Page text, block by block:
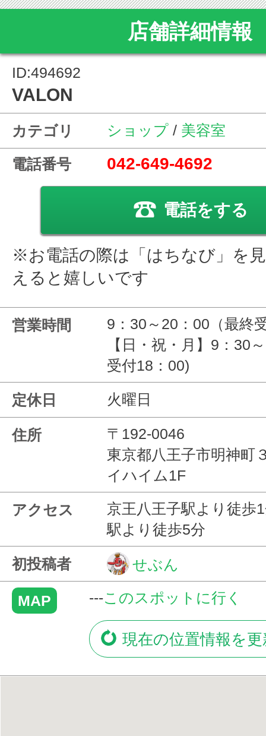
店舗詳細情報
ID:494692
VALON
カテゴリ ショップ / 美容室
電話番号 042-649-4692
電話をする
※お電話の際は「はちなび」を
えると嬉しいです
営業時間
9：30～20：00（最終
【日・祝・月】9：30
受付18：00)
定休日 火曜日
住所
〒192-0046
東京都八王子市明神
イハイム1F
アクセス
京王八王子駅より徒歩
駅より徒歩5分
初投稿者 せぶん
MAP ---このスポットに行く
現在の位置情報を